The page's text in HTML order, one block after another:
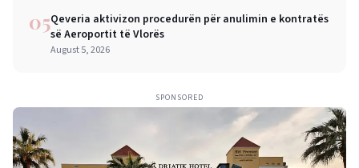
05Qeveria aktivizon procedurën për anulimin e kontratës
së Aeroportit të Vlorës
August 5, 2026
SPONSORED